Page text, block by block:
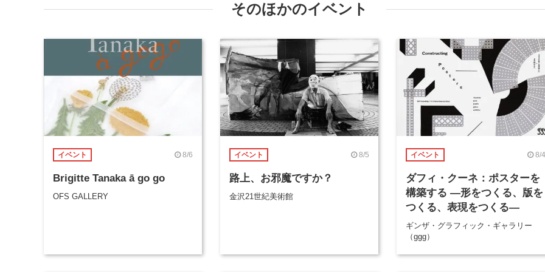
そのほかのイベント
イベント 8/6
Brigitte Tanaka ā go go
OFS GALLERY
イベント 8/5
路上、お邪魔ですか？
金沢21世紀美術館
イベント 8/4
ダフィ・クーネ：ポスターを
構築する ―形をつくる、版を
つくる、表現をつくる―
ギンザ・グラフィック・ギャラリー
（ggg）